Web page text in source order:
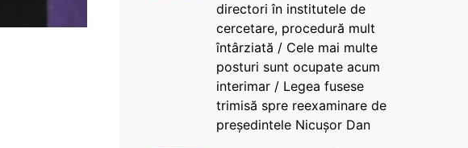
directori în institutele de
cercetare, procedură mult
întârziată / Cele mai multe
posturi sunt ocupate acum
interimar / Legea fusese
trimisă spre reexaminare de
președintele Nicușor Dan